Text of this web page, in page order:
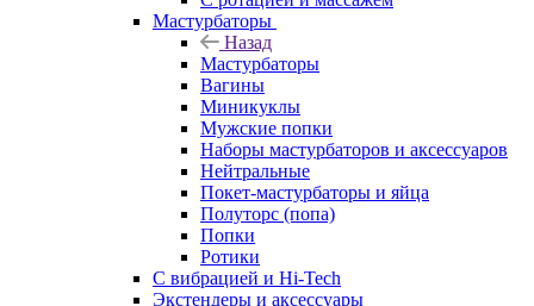
Мастурбаторы
Назад
Мастурбаторы
Вагины
Миникуклы
Мужские попки
Наборы мастурбаторов и аксессуаров
Нейтральные
Покет-мастурбаторы и яйца
Полуторс (попа)
Попки
Ротики
С вибрацией и Hi-Tech
Экстендеры и аксессуары